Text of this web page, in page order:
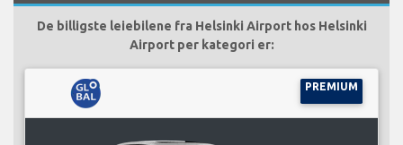
De billigste leiebilene fra Helsinki Airport hos Helsinki
Airport per kategori er:
PREMIUM